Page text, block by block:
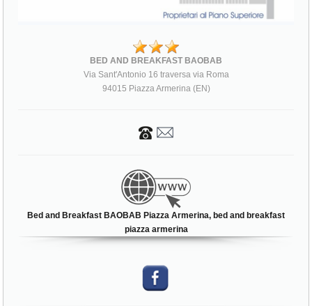
BED AND BREAKFAST BAOBAB
Via Sant'Antonio 16 traversa via Roma
94015 Piazza Armerina (EN)
Bed and Breakfast BAOBAB Piazza Armerina, bed and breakfast
piazza armerina